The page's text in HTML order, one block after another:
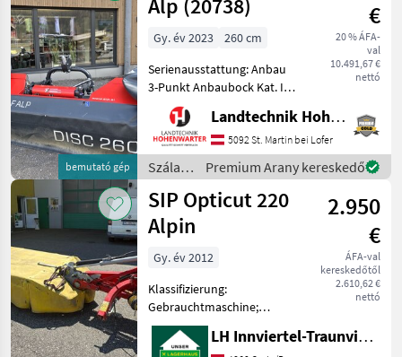
bemutató gép
Alp (20738)
€
20 % ÁFA-
val
10.491,67 €
nettó
Gy. év 2023
260 cm
Serienausstattung: Anbau
3-Punkt Anbaubock Kat. I
und II, Antrieb
Winkelgetriebe und
Gelenkwellen
Anfahrsicherung
Federschutzvorrichtung
Gelenkwelle mit
Rutschkupplu
Landtechnik Hohenwarter GmbH
5092 St. Martin bei Lofer
Szálastakarmány
betakarítók
/ SIP
Premium Arany kereskedő
SIP Opticut 220
Alpin
2.950
€
ÁFA-val
kereskedőtől
2.610,62 €
nettó
Gy. év 2012
Klassifizierung:
Gebrauchtmaschine;
Arbeitsbreite: 2.2;
Seriennummer/Fahrgestellnummer:
LH Innviertel-Traunviertel-Urfahr